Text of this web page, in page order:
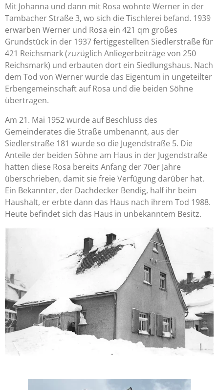
Mit Johanna und dann mit Rosa wohnte Werner in der
Tambacher Straße 3, wo sich die Tischlerei befand. 1939
erwarben Werner und Rosa ein 421 qm großes
Grundstück in der 1937 fertiggestellten Siedlerstraße für
421 Reichsmark (zuzüglich Anliegerbeiträge von 250
Reichsmark) und erbauten dort ein Siedlungshaus. Nach
dem Tod von Werner wurde das Eigentum in ungeteilter
Erbengemeinschaft auf Rosa und die beiden Söhne
übertragen.
Am 21. Mai 1952 wurde auf Beschluss des
Gemeinderates die Straße umbenannt, aus der
Siedlerstraße 181 wurde so die Jugendstraße 5. Die
Anteile der beiden Söhne am Haus in der Jugendstraße
hatten diese Rosa bereits Anfang der 70er Jahre
überschrieben, damit sie freie Verfügung darüber hat.
Ein Bekannter, der Dachdecker Bendig, half ihr beim
Haushalt, er erbte dann das Haus nach ihrem Tod 1988.
Heute befindet sich das Haus in unbekanntem Besitz.